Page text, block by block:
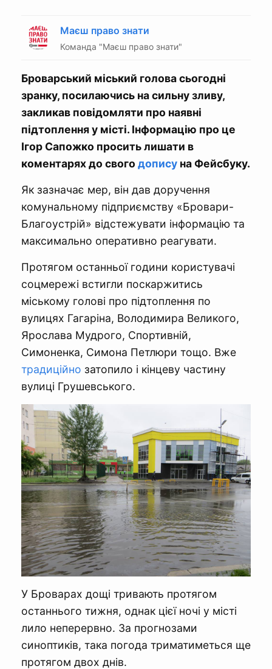
Маєш право знати
Команда "Маєш право знати"
Броварський міський голова сьогодні
зранку, посилаючись на сильну зливу,
закликав повідомляти про наявні
підтоплення у місті. Інформацію про це
Ігор Сапожко просить лишати в
коментарях до свого допису на Фейсбуку.
Як зазначає мер, він дав доручення
комунальному підприємству «Бровари-
Благоустрій» відстежувати інформацію та
максимально оперативно реагувати.
Протягом останньої години користувачі
соцмережі встигли поскаржитись
міському голові про підтоплення по
вулицях Гагаріна, Володимира Великого,
Ярослава Мудрого, Спортивній,
Симоненка, Симона Петлюри тощо. Вже
традиційно затопило і кінцеву частину
вулиці Грушевського.
У Броварах дощі тривають протягом
останнього тижня, однак цієї ночі у місті
лило неперервно. За прогнозами
синоптиків, така погода триматиметься ще
протягом двох днів.